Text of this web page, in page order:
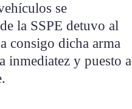
se
la SSPE detuvo al
consigo dicha arma
inmediatez y puesto a